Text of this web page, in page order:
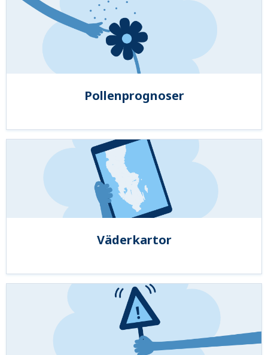
Pollenprognoser
Väderkartor